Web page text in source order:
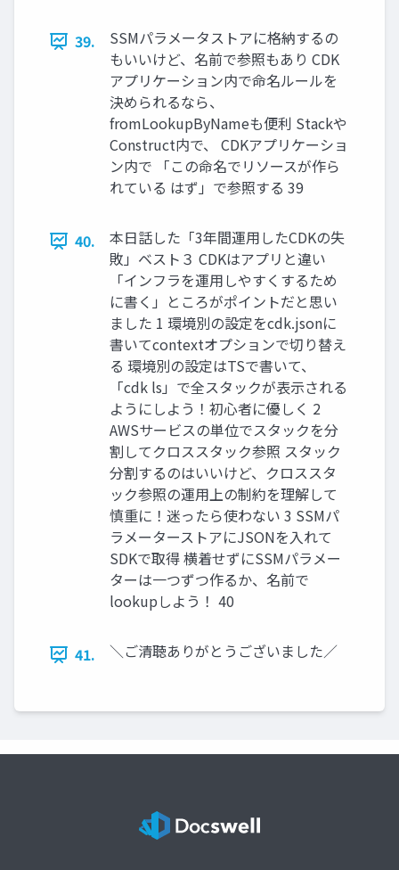
39.
SSMパラメータストアに格納するの
もいいけど、名前で参照もあり CDK
アプリケーション内で命名ルールを
決められるなら、
fromLookupByNameも便利 Stackや
Construct内で、 CDKアプリケーショ
ン内で 「この命名でリソースが作ら
れている はず」で参照する 39
40.
本日話した「3年間運用したCDKの失
敗」ベスト３ CDKはアプリと違い
「インフラを運用しやすくするため
に書く」ところがポイントだと思い
ました 1 環境別の設定をcdk.jsonに
書いてcontextオプションで切り替え
る 環境別の設定はTSで書いて、
「cdk ls」で全スタックが表示される
ようにしよう！初心者に優しく 2
AWSサービスの単位でスタックを分
割してクロススタック参照 スタック
分割するのはいいけど、クロススタ
ック参照の運用上の制約を理解して
慎重に！迷ったら使わない 3 SSMパ
ラメーターストアにJSONを入れて
SDKで取得 横着せずにSSMパラメー
ターは一つずつ作るか、名前で
lookupしよう！ 40
41. ＼ご清聴ありがとうございました／